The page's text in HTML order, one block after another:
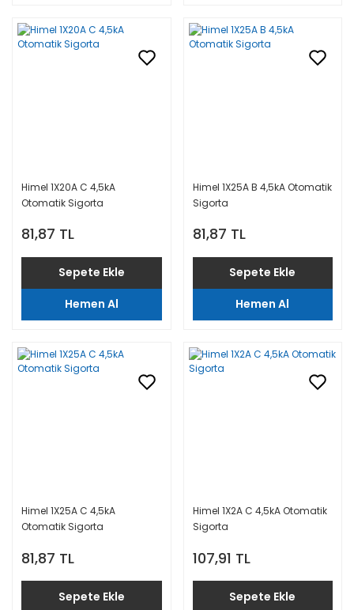
Himel 1X20A C 4,5kA
Otomatik Sigorta
81,87 TL
Sepete Ekle
Hemen Al
Himel 1X25A B 4,5kA Otomatik
Sigorta
81,87 TL
Sepete Ekle
Hemen Al
Himel 1X25A C 4,5kA
Otomatik Sigorta
81,87 TL
Sepete Ekle
Himel 1X2A C 4,5kA Otomatik
Sigorta
107,91 TL
Sepete Ekle